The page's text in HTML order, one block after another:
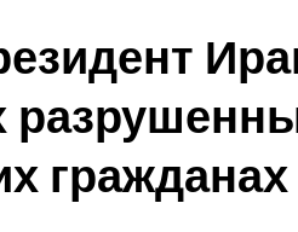
гражданах